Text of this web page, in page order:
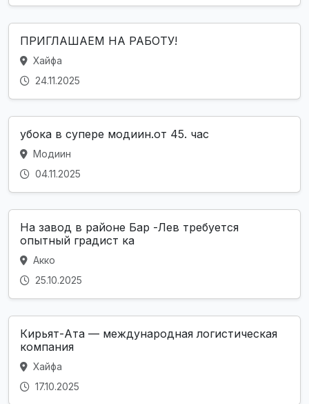
ПРИГЛАШАЕМ НА РАБОТУ!
Хайфа
24.11.2025
убока в супере модиин.от 45. час
Модиин
04.11.2025
На завод в районе Бар -Лев требуется
опытный градист ка
Акко
25.10.2025
Кирьят-Ата — международная логистическая
компания
Хайфа
17.10.2025